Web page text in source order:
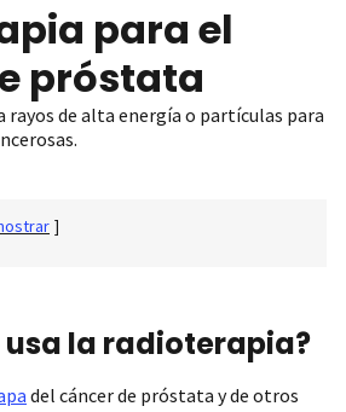
para el
próstata
de alta energía o partículas para
]
usa la radioterapia?
del cáncer de próstata y de otros